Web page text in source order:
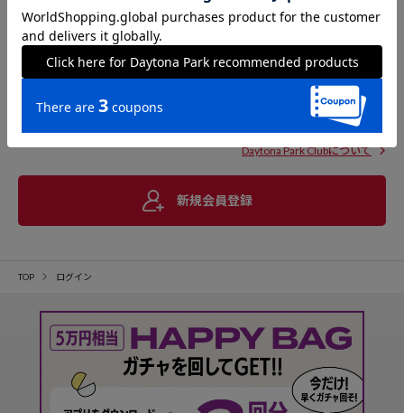
Daytona Park Clubについて
新規会員登録
TOP ログイン